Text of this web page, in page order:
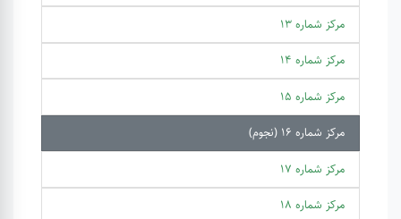
مرکز شماره 13
مرکز شماره 14
مرکز شماره 15
مرکز شماره 16 (نجوم)
مرکز شماره 17
مرکز شماره 18